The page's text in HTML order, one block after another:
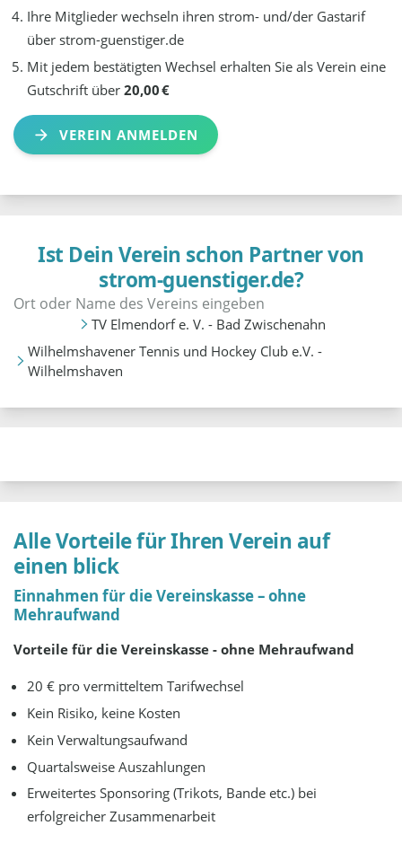
Ihre Mitglieder wechseln ihren strom- und/der Gastarif
über strom-guenstiger.de
Mit jedem bestätigten Wechsel erhalten Sie als Verein eine
Gutschrift über20,00 €
VEREIN ANMELDEN
Ist Dein Verein schon Partner von
strom-guenstiger.de?
TV Elmendorf e. V. - Bad Zwischenahn
Wilhelmshavener Tennis und Hockey Club e.V. -
Wilhelmshaven
Alle Vorteile für Ihren Verein auf
einen blick
Einnahmen für die Vereinskasse – ohne
Mehraufwand
Vorteile für die Vereinskasse - ohne Mehraufwand
20 € pro vermitteltem Tarifwechsel
Kein Risiko, keine Kosten
Kein Verwaltungsaufwand
Quartalsweise Auszahlungen
Erweitertes Sponsoring (Trikots, Bande etc.) bei
erfolgreicher Zusammenarbeit